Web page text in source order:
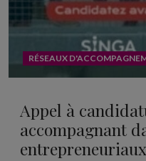
RÉSEAUX
Appel à
accompagnant
entrepreneuriaux